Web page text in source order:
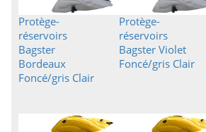
Protège-
réservoirs
Bagster
Bordeaux
Foncé/gris Clair
Protège-
réservoirs
Bagster Violet
Foncé/gris Clair